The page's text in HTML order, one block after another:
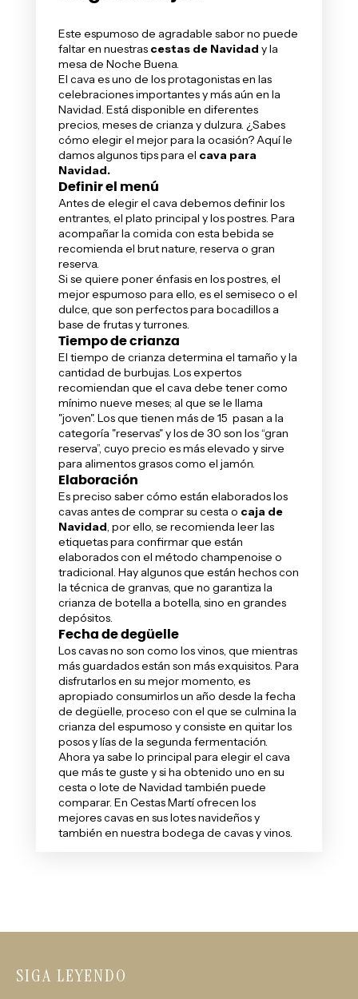
Este espumoso de agradable sabor no puede
faltar en nuestras cestas de Navidad y la
mesa de Noche Buena.
El cava es uno de los protagonistas en las
celebraciones importantes y más aún en la
Navidad. Está disponible en diferentes
precios, meses de crianza y dulzura. ¿Sabes
cómo elegir el mejor para la ocasión? Aquí le
damos algunos tips para el cava para
Navidad.
Definir el menú
Antes de elegir el cava debemos definir los
entrantes, el plato principal y los postres. Para
acompañar la comida con esta bebida se
recomienda el brut nature, reserva o gran
reserva.
Si se quiere poner énfasis en los postres, el
mejor espumoso para ello, es el semiseco o el
dulce, que son perfectos para bocadillos a
base de frutas y turrones.
Tiempo de crianza
El tiempo de crianza determina el tamaño y la
cantidad de burbujas. Los expertos
recomiendan que el cava debe tener como
mínimo nueve meses; al que se le llama
"joven". Los que tienen más de 15 pasan a la
categoría "reservas" y los de 30 son los “gran
reserva”, cuyo precio es más elevado y sirve
para alimentos grasos como eljamón.
Elaboración
Es preciso sabercómo están elaborados los
cavas antes de comprar su cesta o caja de
Navidad, por ello, se recomienda leer las
etiquetas para confirmar que están
elaborados con el método champenoise o
tradicional. Hay algunos que están hechos con
la técnica de granvas, que no garantiza la
crianza de botella a botella, sino en grandes
depósitos.
Fecha de degüelle
Los cavas no son como losvinos, que mientras
más guardados están son más exquisitos. Para
disfrutarlos en su mejor momento, es
apropiado consumirlos un año desde la fecha
de degüelle, proceso con el que se culmina la
crianza del espumoso y consiste en quitar los
posos y lías de la segunda fermentación.
Ahora ya sabe lo principal para elegir el cava
que más te guste y si ha obtenido uno en su
cesta olote de Navidad también puede
comparar. En Cestas Martí ofrecen los
mejores cavas en sus lotes navideños y
también en nuestrabodega de cavas y vinos.
SIGA LEYENDO